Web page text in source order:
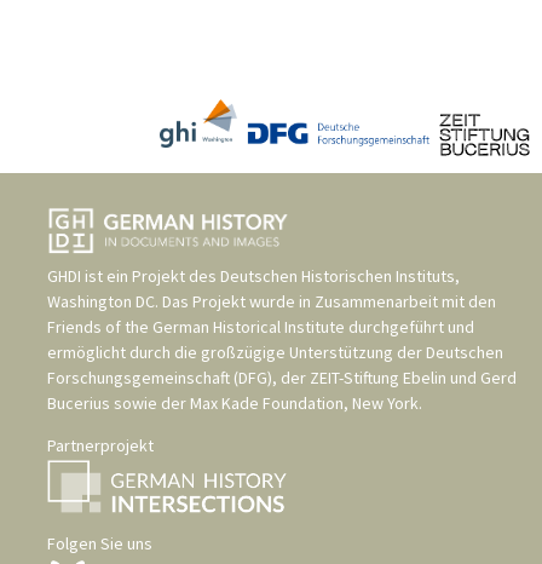
GHDI ist ein Projekt des Deutschen Historischen Instituts,
Washington DC. Das Projekt wurde in Zusammenarbeit mit den
Friends of the German Historical Institute durchgeführt und
ermöglicht durch die großzügige Unterstützung der Deutschen
Forschungsgemeinschaft (DFG), der ZEIT-Stiftung Ebelin und Gerd
Bucerius sowie der Max Kade Foundation, New York.
Partnerprojekt
Folgen Sie uns